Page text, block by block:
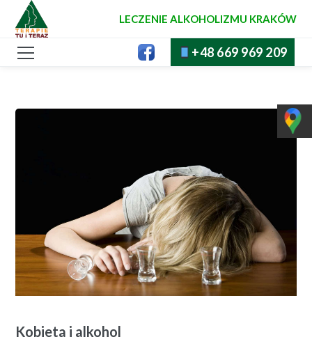
LECZENIE ALKOHOLIZMU KRAKÓW
+48 669 969 209
Kobieta i alkohol